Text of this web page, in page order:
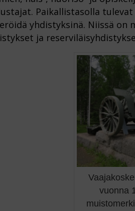
Paikallistasolla
yhdistyksinä. Niissä on
ja
vuonna